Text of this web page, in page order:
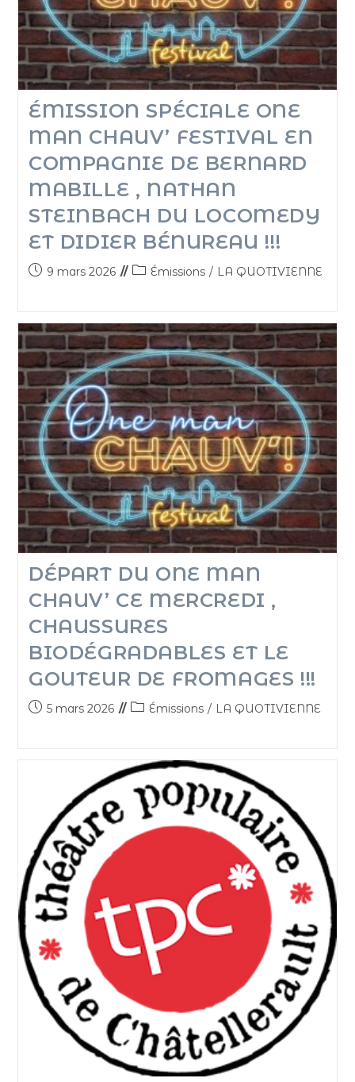
ÉMISSION SPÉCIALE ONE
MAN CHAUV’ FESTIVAL EN
COMPAGNIE DE BERNARD
MABILLE , NATHAN
STEINBACH DU LOCOMEDY
ET DIDIER BÉNUREAU !!!
9 mars 2026 Émissions / LA QUOTIVIENNE
DÉPART DU ONE MAN
CHAUV’ CE MERCREDI ,
CHAUSSURES
BIODÉGRADABLES ET LE
GOUTEUR DE FROMAGES !!!
5 mars 2026 Émissions / LA QUOTIVIENNE